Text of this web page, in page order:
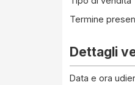
Termine
Dettagli
Data e ora